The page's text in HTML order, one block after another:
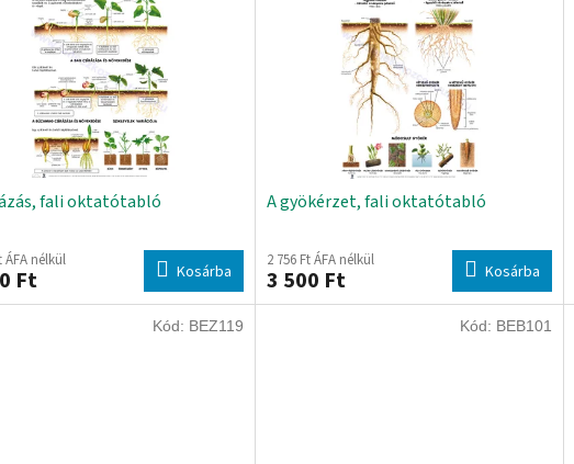
fali oktatótabló
ÁFA nélkül
Ft Kosárba
A gyökérzet, fali oktatótabló
2 756 Ft ÁFA nélkül
3 500 Ft Kosárba
Kód: BEZ119 Kód: BEB101